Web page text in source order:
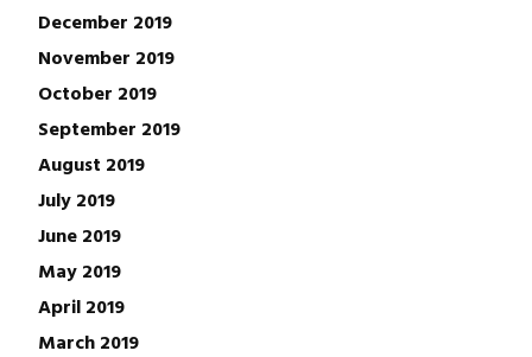
December 2019
November 2019
October 2019
September 2019
August 2019
July 2019
June 2019
May 2019
April 2019
March 2019